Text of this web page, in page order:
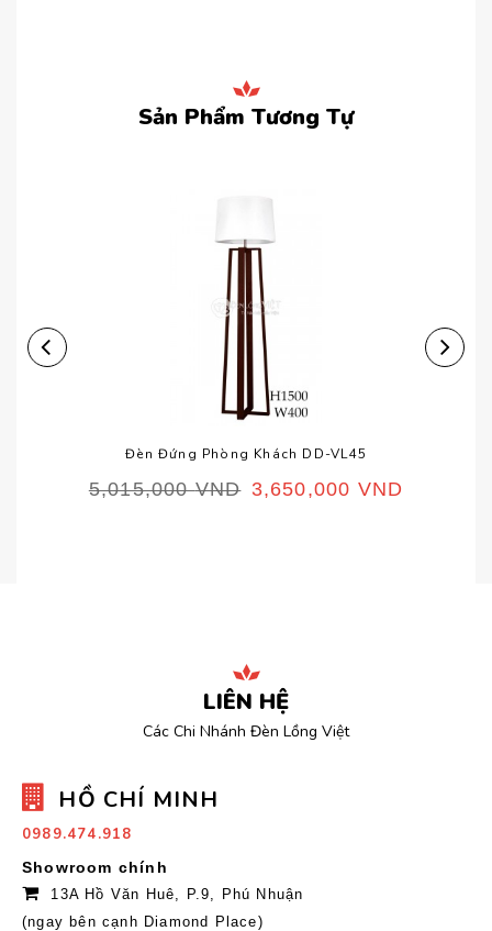
Sản Phẩm Tương Tự
Đèn Đứng Phòng Khách DD-VL45
5,015,000VND 3,650,000 VND
LIÊN HỆ
Các Chi Nhánh Đèn Lồng Việt
HỒ CHÍ MINH
0989.474.918
Showroom chính
13A Hồ Văn Huê, P.9, Phú Nhuận
(ngay bên cạnh Diamond Place)